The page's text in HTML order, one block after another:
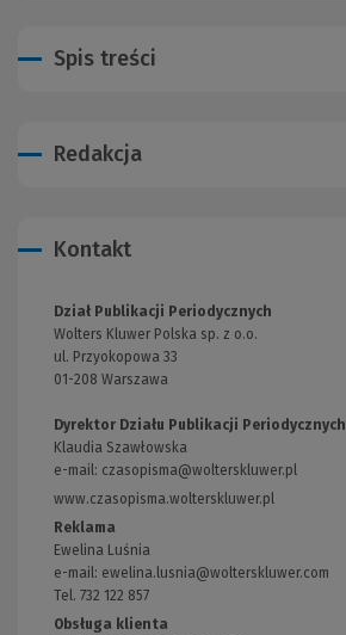
Spis treści
Redakcja
Kontakt
Dział Publikacji Periodycznych
Wolters Kluwer Polska sp. z o.o.
ul. Przyokopowa 33
01-208 Warszawa
Dyrektor Działu Publikacji Periodycznych
Klaudia Szawłowska
e-mail: czasopisma@wolterskluwer.pl
www.czasopisma.wolterskluwer.pl
strony)
Reklama
Ewelina Luśnia
e-mail: ewelina.lusnia@wolterskluwer.com
Tel. 732 122 857
Obsługa klienta